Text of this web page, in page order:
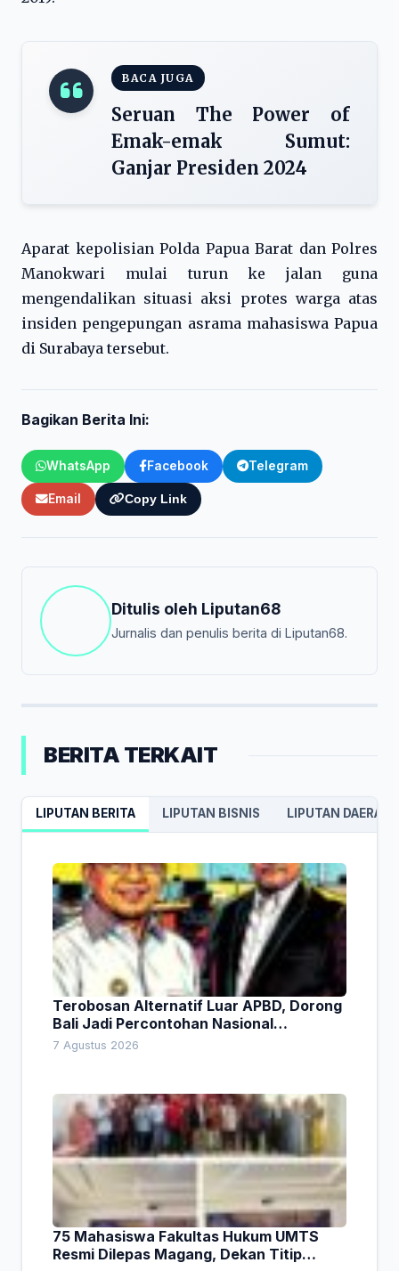
BACA JUGA
Seruan The Power of
Emak-emak Sumut:
Ganjar Presiden 2024
Aparat kepolisian Polda Papua Barat dan Polres
Manokwari mulai turun ke jalan guna
mengendalikan situasi aksi protes warga atas
insiden pengepungan asrama mahasiswa Papua
di Surabaya tersebut.
Bagikan Berita Ini:
WhatsApp Facebook Telegram
Email Copy Link
Ditulis oleh Liputan68
Jurnalis dan penulis berita di Liputan68.
BERITA TERKAIT
LIPUTAN BERITA LIPUTAN BISNIS LIPUTAN DAERAH
Terobosan Alternatif Luar APBD, Dorong
Bali Jadi Percontohan Nasional
Pembiayaan Daerah
7 Agustus 2026
75 Mahasiswa Fakultas Hukum UMTS
Resmi Dilepas Magang, Dekan Titip